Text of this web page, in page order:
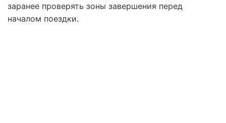
заранее проверять зоны завершения перед
началом поездки.